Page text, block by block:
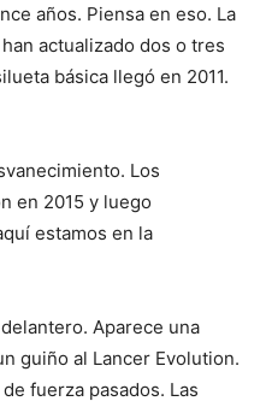
años. Piensa en eso. La
actualizado dos o tres
básica llegó en 2011.
Los
en 2015 y luego
estamos en la
Aparece una
guiño al Lancer Evolution.
fuerza pasados. Las